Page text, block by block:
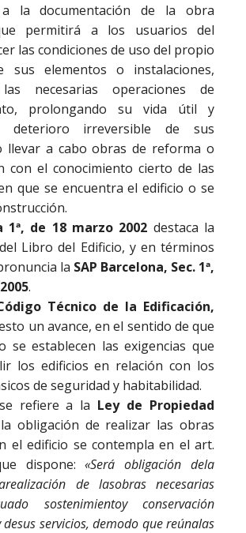
la documentación de la obra
permitirá a los usuarios del
las condiciones de uso del propio
sus elementos o instalaciones,
necesarias operaciones de
prolongando su vida útil y
deterioro irreversible de sus
llevar a cabo obras de reforma o
con el conocimiento cierto de las
que se encuentra el edificio o se
1ª, de 18 marzo 2002 destaca la
Libro del Edificio, y en términos
la SAP Barcelona, Sec. 1ª,
.
Técnico de la Edificación,
un avance, en el sentido de que
se establecen las exigencias que
los edificios en relación con los
de seguridad y habitabilidad.
refiere a la Ley de Propiedad
obligación de realizar las obras
el edificio se contempla en el art.
dispone:«Será obligación dela
realización de lasobras necesarias
sostenimientoy
conservación
desus servicios, demodo que reúnalas